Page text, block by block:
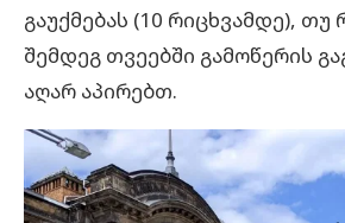
გაუქმებას (10 რიცხვამდე), თუ
შემდეგ თვეებში გამოწერის
აღარ აპირებთ.